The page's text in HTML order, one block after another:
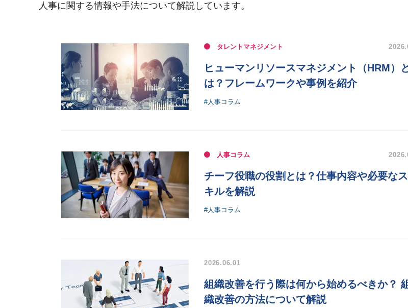
人事に関する情報や手法について解説しています。
タレントマネジメント
ヒューマンリソースマネジメント（HRM）
は？フレームワークや事例を紹介
#人事コラム
人事コラム
チーフ役職の役割とは？仕事内容や必要なス
キルを解説
#人事コラム
2026.06.01
組織改善を行う際は何から始めるべきか？
織改善の方法について解説